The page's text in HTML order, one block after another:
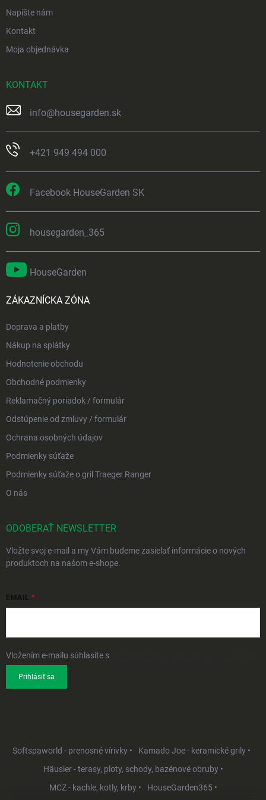
Napíšte nám
Kontakt
Moja objednávka
KONTAKT
info@housegarden.sk
+421 949 494 000
Facebook HouseGarden SK
housegarden_365
HouseGarden
ZÁKAZNÍCKA ZÓNA
Doprava a platby
Nákup na splátky
Hodnotenie obchodu
Obchodné podmienky
Reklamačný poriadok / formulár
Odstúpenie od zmluvy / formulár
Ochrana osobných údajov
Podmienky súťaže
Podmienky súťaže o gril Traeger Ranger
O nás
ODOBERAŤ NEWSLETTER
Vložte svoj e-mail a my Vám budeme zasielať informácie o nových
produktoch na našom e-shope.
EMAIL
Vložením e-mailu súhlasíte s
Prihlásiť sa
Softspaworld - prenosné vírivky •
Kamado Joe - keramické grily •
Häusler - terasy, ploty, schody, bazénové obruby •
MCZ - kachle, kotly, krby •
HouseGarden365 •